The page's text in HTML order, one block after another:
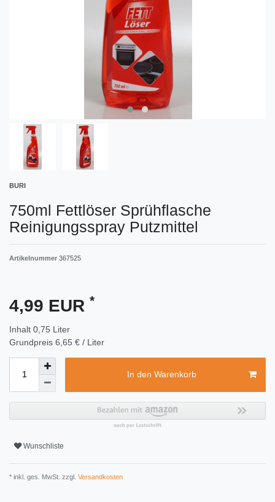
BURI
750ml Fettlöser Sprühflasche
Reinigungsspray Putzmittel
Artikelnummer 367525
4,99 EUR *
Inhalt 0,75 Liter
Grundpreis 6,65 € / Liter
In den Warenkorb
Wunschliste
* inkl. ges. MwSt. zzgl. Versandkosten